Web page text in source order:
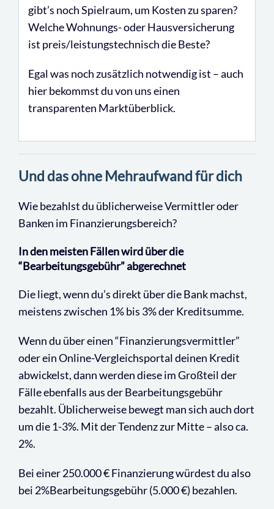
gibt’s noch Spielraum, um Kosten zu sparen?
Welche Wohnungs- oder Hausversicherung
ist preis/leistungstechnisch die Beste?
Egal was noch zusätzlich notwendig ist – auch
hier bekommst du von uns einen
transparenten Marktüberblick.
Und das ohne Mehraufwand für dich
Wie bezahlst du üblicherweise Vermittler oder
Banken im Finanzierungsbereich?
In den meisten Fällen wird über die
“Bearbeitungsgebühr” abgerechnet
Die liegt, wenn du’s direkt über die Bank machst,
meistens zwischen 1% bis 3% der Kreditsumme.
Wenn du über einen “Finanzierungsvermittler”
oder ein Online-Vergleichsportal deinen Kredit
abwickelst, dann werden diese im Großteil der
Fälle ebenfalls aus der Bearbeitungsgebühr
bezahlt. Üblicherweise bewegt man sich auch dort
um die 1-3%. Mit der Tendenz zur Mitte – also ca.
2%.
Bei einer 250.000 € Finanzierung würdest du also
bei 2%Bearbeitungsgebühr(5.000 €) bezahlen.